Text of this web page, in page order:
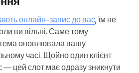
онлайн-запис до вас, їм не
ви вільні. Саме тому
оновлювала вашу
часі. Щойно один клієнт
цей слот має одразу зникнути